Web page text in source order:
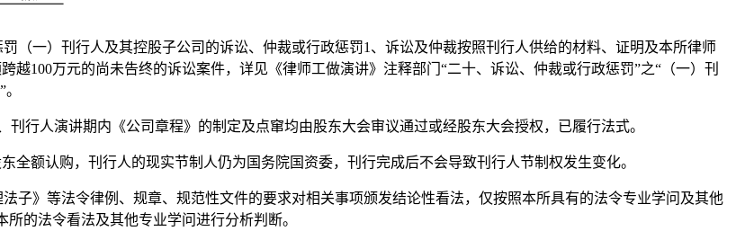
一）刊行人及其控股子公司的诉讼、仲裁或行政惩罚1、诉讼及仲裁按照刊行人供给的材料、证明及本所律师
100万元的尚未告终的诉讼案件，详见《律师工做演讲》注释部门“二十、诉讼、仲裁或行政惩罚”之“（一）刊
人演讲期内《公司章程》的制定及点窜均由股东大会审议通过或经股东大会授权，已履行法式。
额认购，刊行人的现实节制人仍为国务院国资委，刊行完成后不会导致刊行人节制权发生变化。
》等法令律例、规章、规范性文件的要求对相关事项颁发结论性看法，仅按照本所具有的法令专业学问及其他
的法令看法及其他专业学问进行分析判断。